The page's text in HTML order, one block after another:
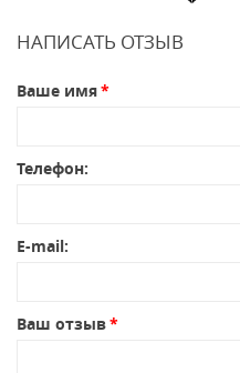
НАПИСАТЬ ОТЗЫВ
Ваше имя
Телефон:
E-mail:
Ваш отзыв